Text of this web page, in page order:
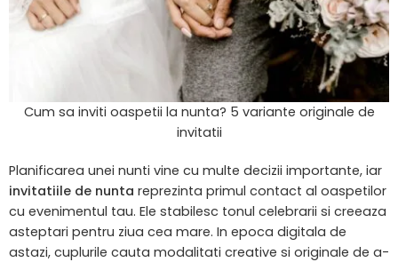
Cum sa inviti oaspetii la nunta? 5 variante originale de
invitatii
Planificarea unei nunti vine cu multe decizii importante, iar
invitatiile de nunta reprezinta primul contact al oaspetilor
cu evenimentul tau. Ele stabilesc tonul celebrarii si creeaza
asteptari pentru ziua cea mare. In epoca digitala de
astazi, cuplurile cauta modalitati creative si originale de a-